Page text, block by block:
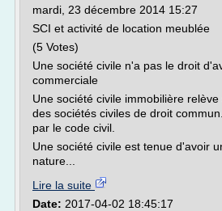
mardi, 23 décembre 2014 15:27
SCI et activité de location meublée
(5 Votes)
Une société civile n'a pas le droit
commerciale
Une société civile immobilière
des sociétés civiles de droit
par le code civil.
Une société civile est tenue d'avoir
nature...
Lire la suite
Date: 2017-04-02 18:45:17